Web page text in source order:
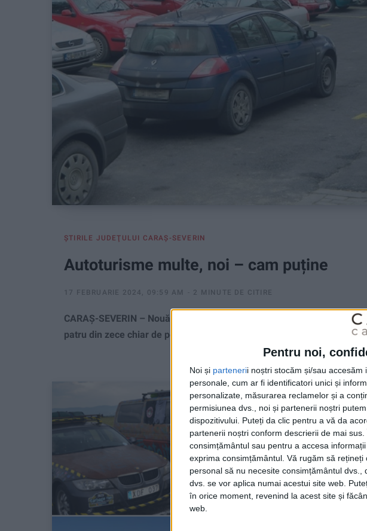
Pentru noi,
Noi și partenerii noștri stocăm și/sau
personale, cum ar fi identificatori unici și
personalizate, măsurarea reclamelor și a
permisiunea dvs., noi și partenerii noștri
dispozitivului. Puteți da clic pentru a vă da
partenerii noștri conform descrierii de mai
consimțământul sau pentru a accesa
exprima consimțământul. Vă rugăm să rețineți
personal să nu necesite consimțământul
dvs. se vor aplica numai acestui site web.
în orice moment, revenind la acest site și
web.
ŞTIRILE JUDEŢULUI CARAŞ-SEVERIN
Autoturisme multe, noi – cam puține
17 FEBRUARIE 2024, 09:59 AM 2 MINUTE DE CITIRE
CARAȘ-SEVERIN – Nouă din zece mașini înmatriculate în județ au o
patru din zece chiar de peste peste 20!